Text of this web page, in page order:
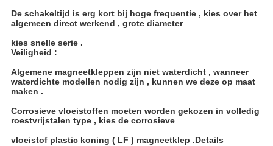
De schakeltijd is erg kort bij hoge frequentie , kies over het
algemeen direct werkend , grote diameter
kies snelle serie .
Veiligheid :
Algemene magneetkleppen zijn niet waterdicht , wanneer
waterdichte modellen nodig zijn , kunnen we deze op maat
maken .
Corrosieve vloeistoffen moeten worden gekozen in volledig
roestvrijstalen type , kies de corrosieve
vloeistof plastic koning ( LF ) magneetklep .Details